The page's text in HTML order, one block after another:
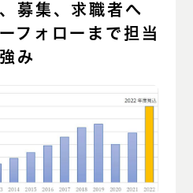
募集、求職者へ
フォローまで担当
み